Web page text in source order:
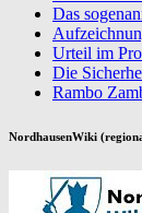
Das
Urteil im
Die
Rambo
NordhausenWiki